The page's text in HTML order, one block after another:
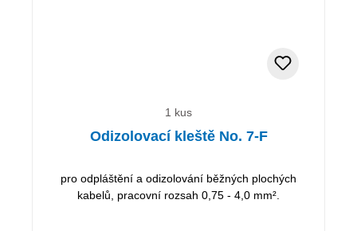
1 kus
Odizolovací kleště No. 7-F
pro odpláštění a odizolování běžných plochých
kabelů, pracovní rozsah 0,75 - 4,0 mm².